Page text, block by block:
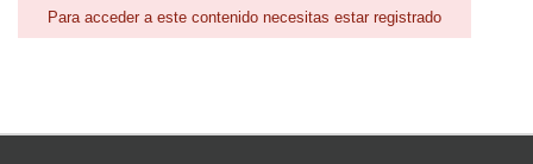
Para acceder a este contenido necesitas estar registrado